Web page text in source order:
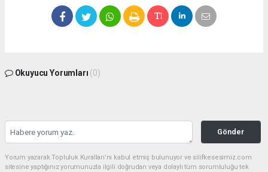
Okuyucu Yorumları (0)
Gönder
Yorum yazarak Topluluk Kuralları’nı kabul etmiş bulunuyor ve silifkesesimiz.com
sitesine yaptığınız yorumunuzla ilgili doğrudan veya dolaylı tüm sorumluluğu tek